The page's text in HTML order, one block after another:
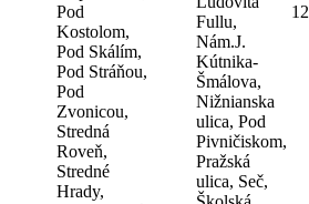
Pod
Kostolom,
Pod Skálím,
Pod Stráňou,
Pod
Zvonicou,
Stredná
Roveň,
Stredné
Hrady,
Fullu,
Nám.J.
Kútnika-
Šmálova,
Nižnianska
ulica, Pod
Pivničiskom,
Pražská
ulica, Seč,
12